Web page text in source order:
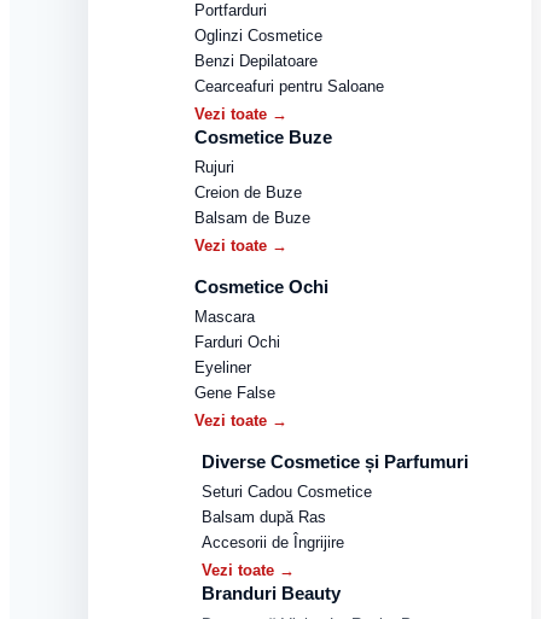
Portfarduri
Oglinzi Cosmetice
Benzi Depilatoare
Cearceafuri pentru Saloane
Vezi toate →
Cosmetice Buze
Rujuri
Creion de Buze
Balsam de Buze
Vezi toate →
Cosmetice Ochi
Mascara
Farduri Ochi
Eyeliner
Gene False
Vezi toate →
Diverse Cosmetice și Parfumuri
Seturi Cadou Cosmetice
Balsam după Ras
Accesorii de Îngrijire
Vezi toate →
Branduri Beauty